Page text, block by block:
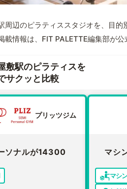
周辺のピラティススタジオを、目
載情報は、FIT PALETTE編集部が
敷駅のピラティスを
サクッと比較
プリッツジム
ソナルが14300 マシ
マシ